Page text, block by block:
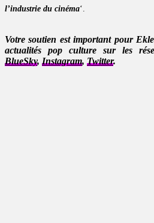
l’industrie du cinéma‘.
Votre soutien est important pour
actualités pop culture sur les
BlueSky, Instagram, Twitter.